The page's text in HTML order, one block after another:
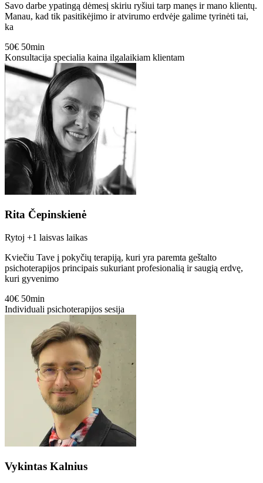
Savo darbe ypatingą dėmesį skiriu ryšiui tarp manęs ir mano klientų.
Manau, kad tik pasitikėjimo ir atvirumo erdvėje galime tyrinėti tai,
ka
50€ 50min
Konsultacija specialia kaina ilgalaikiam klientam
Rita Čepinskienė
Rytoj +1 laisvas laikas
Kviečiu Tave į pokyčių terapiją, kuri yra paremta geštalto
psichoterapijos principais sukuriant profesionalią ir saugią erdvę,
kuri gyvenimo
40€ 50min
Individuali psichoterapijos sesija
Vykintas Kalnius